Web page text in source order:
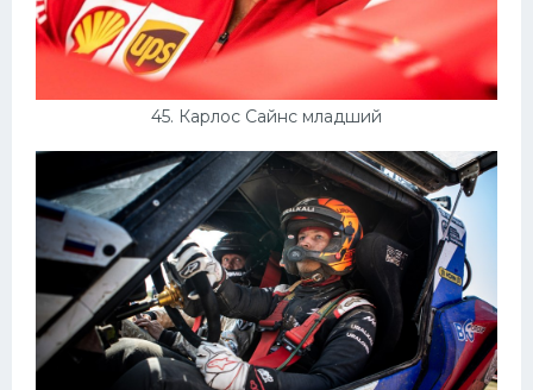
45. Карлос Сайнс младший